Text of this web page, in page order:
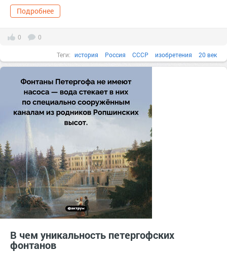
Подробнее
0 0
Теги: история Россия СССР изобретения 20 век
В чем уникальность петергофских
фонтанов